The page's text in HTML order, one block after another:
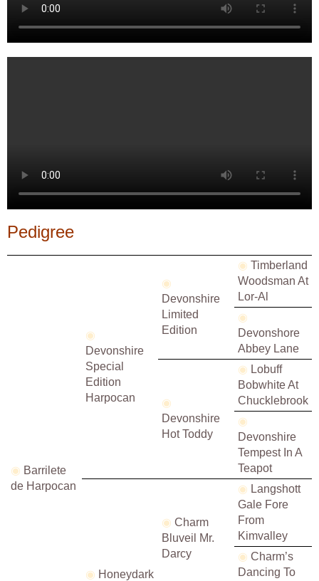
Pedigree
◉ Barrilete
de Harpocan
◉
Devonshire
Special
Edition
Harpocan
◉
Devonshire
Limited
Edition
◉ Timberland
Woodsman At
Lor-Al
◉
Devonshore
Abbey Lane
◉
Devonshire
Hot Toddy
◉ Lobuff
Bobwhite At
Chucklebrook
◉
Devonshire
Tempest In A
Teapot
◉ Honeydark
◉ Charm
Bluveil Mr.
Darcy
◉ Langshott
Gale Fore
From
Kimvalley
◉ Charm’s
Dancing To